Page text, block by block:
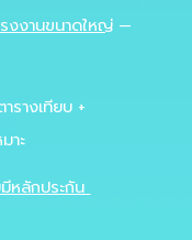
งงานขนาดใหญ่ —
รางเทียบ +
าะ
หลักประกัน